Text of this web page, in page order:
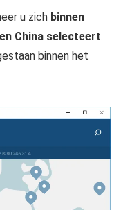
u zich binnen
China selecteert.
binnen het